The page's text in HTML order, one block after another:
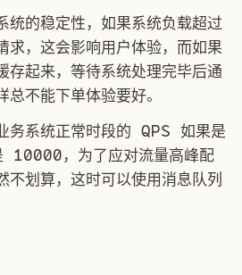
统的稳定性，如果系统负载超过
求，这会影响用户体验，而如果
存起来，等待系统处理完毕后通
不能下单体验要好。
务系统正常时段的 QPS 如果是
10000，为了应对流量高峰配
不划算，这时可以使用消息队列